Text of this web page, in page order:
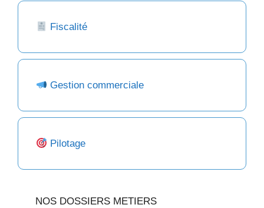
Fiscalité
Gestion commerciale
Pilotage
NOS DOSSIERS METIERS